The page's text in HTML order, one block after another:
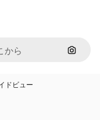
画像で
ドビュー